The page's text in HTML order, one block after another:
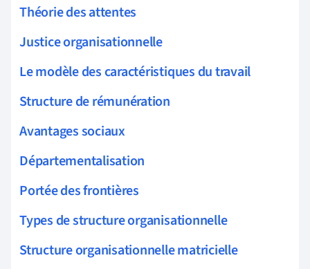
Théorie des attentes
Justice organisationnelle
Le modèle des caractéristiques du travail
Structure de rémunération
Avantages sociaux
Départementalisation
Portée des frontières
Types de structure organisationnelle
Structure organisationnelle matricielle